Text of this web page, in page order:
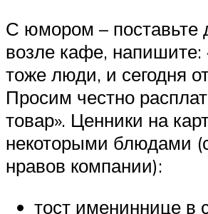
С юмором – поставьте
возле кафе, напишите:
тоже люди, и сегодня
Просим честно
товар». Ценники на
некоторыми блюдами
нравов компании):
тост имениннице в